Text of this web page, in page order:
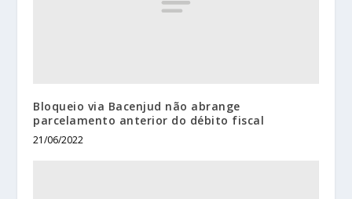
Bloqueio via Bacenjud não abrange
parcelamento anterior do débito fiscal
21/06/2022